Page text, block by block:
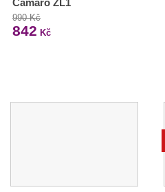
990 Kč
842 Kč